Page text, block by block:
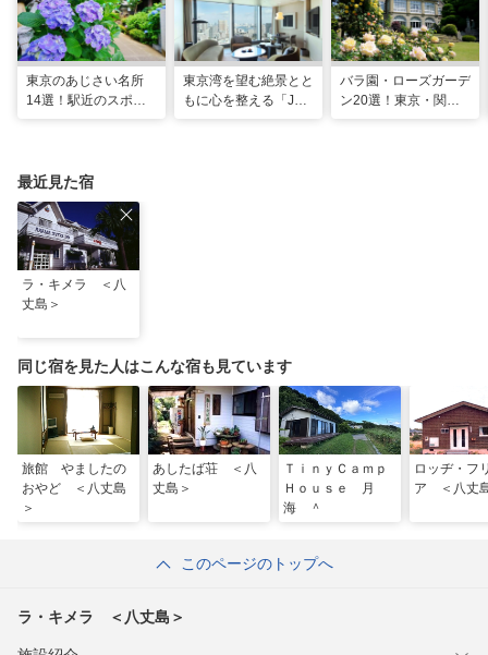
東京のあじさい名所
14選！駅近のスポッ
東京湾を望む絶景とと
もに心を整える「JW
バラ園・ローズガーデ
ン20選！東京・関東
最近見た宿
ラ・キメラ ＜八
丈島＞
同じ宿を見た人はこんな宿も見ています
旅館 やましたの
おやど ＜八丈島
＞
あしたば荘 ＜八
丈島＞
ＴｉｎｙＣａｍｐ
Ｈｏｕｓｅ 月
海 ＾
ロッヂ・フ
ア ＜八丈
このページのトップへ
ラ・キメラ ＜八丈島＞